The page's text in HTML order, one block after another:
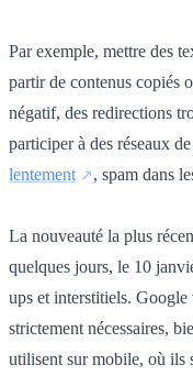
Par exemple, mettre des
partir de contenus copiés
négatif, des redirections
participer à des réseaux
lentement
, spam dans
La nouveauté la plus
quelques jours, le 10
ups et interstitiels.
strictement nécessaires,
utilisent sur mobile, où ils